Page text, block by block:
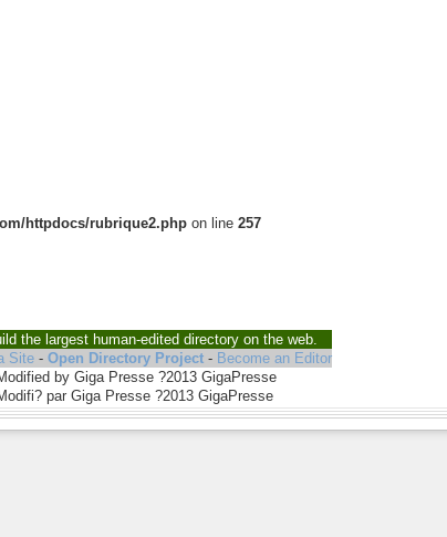
httpdocs/rubrique2.php on line257
the largest human-edited directory on the web.
Site -Open Directory Project - Become an Editor
by Giga Presse ?2013 GigaPresse
par Giga Presse ?2013 GigaPresse